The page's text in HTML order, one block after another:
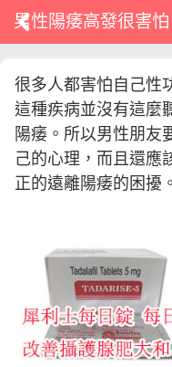
男性陽痿高發很害
很多人都害怕自己性
這種疾病並沒有這麼
陽痿。所以男性朋友
己的心理，而且還應
正的遠離陽痿的困擾。